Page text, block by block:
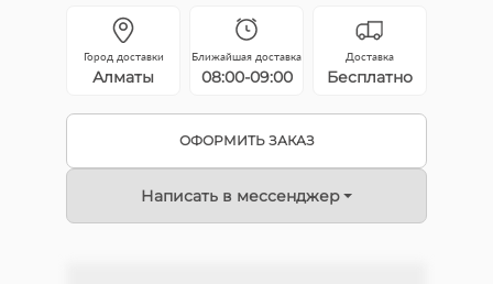
Город доставки
Алматы
Ближайшая доставка
08:00-09:00
Доставка
Бесплатно
ОФОРМИТЬ ЗАКАЗ
Написать в мессенджер